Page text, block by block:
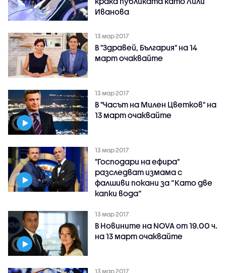
Иванова
13 мар 2017
В "Здравей, България" на 14
март очаквайте
13 мар 2017
В "Часът на Милен Цветков" на
13 март очаквайте
13 мар 2017
"Господари на ефира"
разследват измама с
фалшиви покани за “Като две
капки вода“
13 мар 2017
В Новините на NOVA от 19.00 ч.
на 13 март очаквайте
13 мар 2017